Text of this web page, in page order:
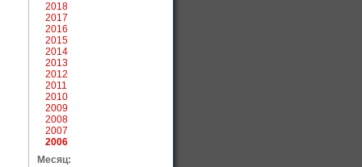
2018
2017
2016
2015
2014
2013
2012
2011
2010
2009
2008
2007
2006
Месяц: